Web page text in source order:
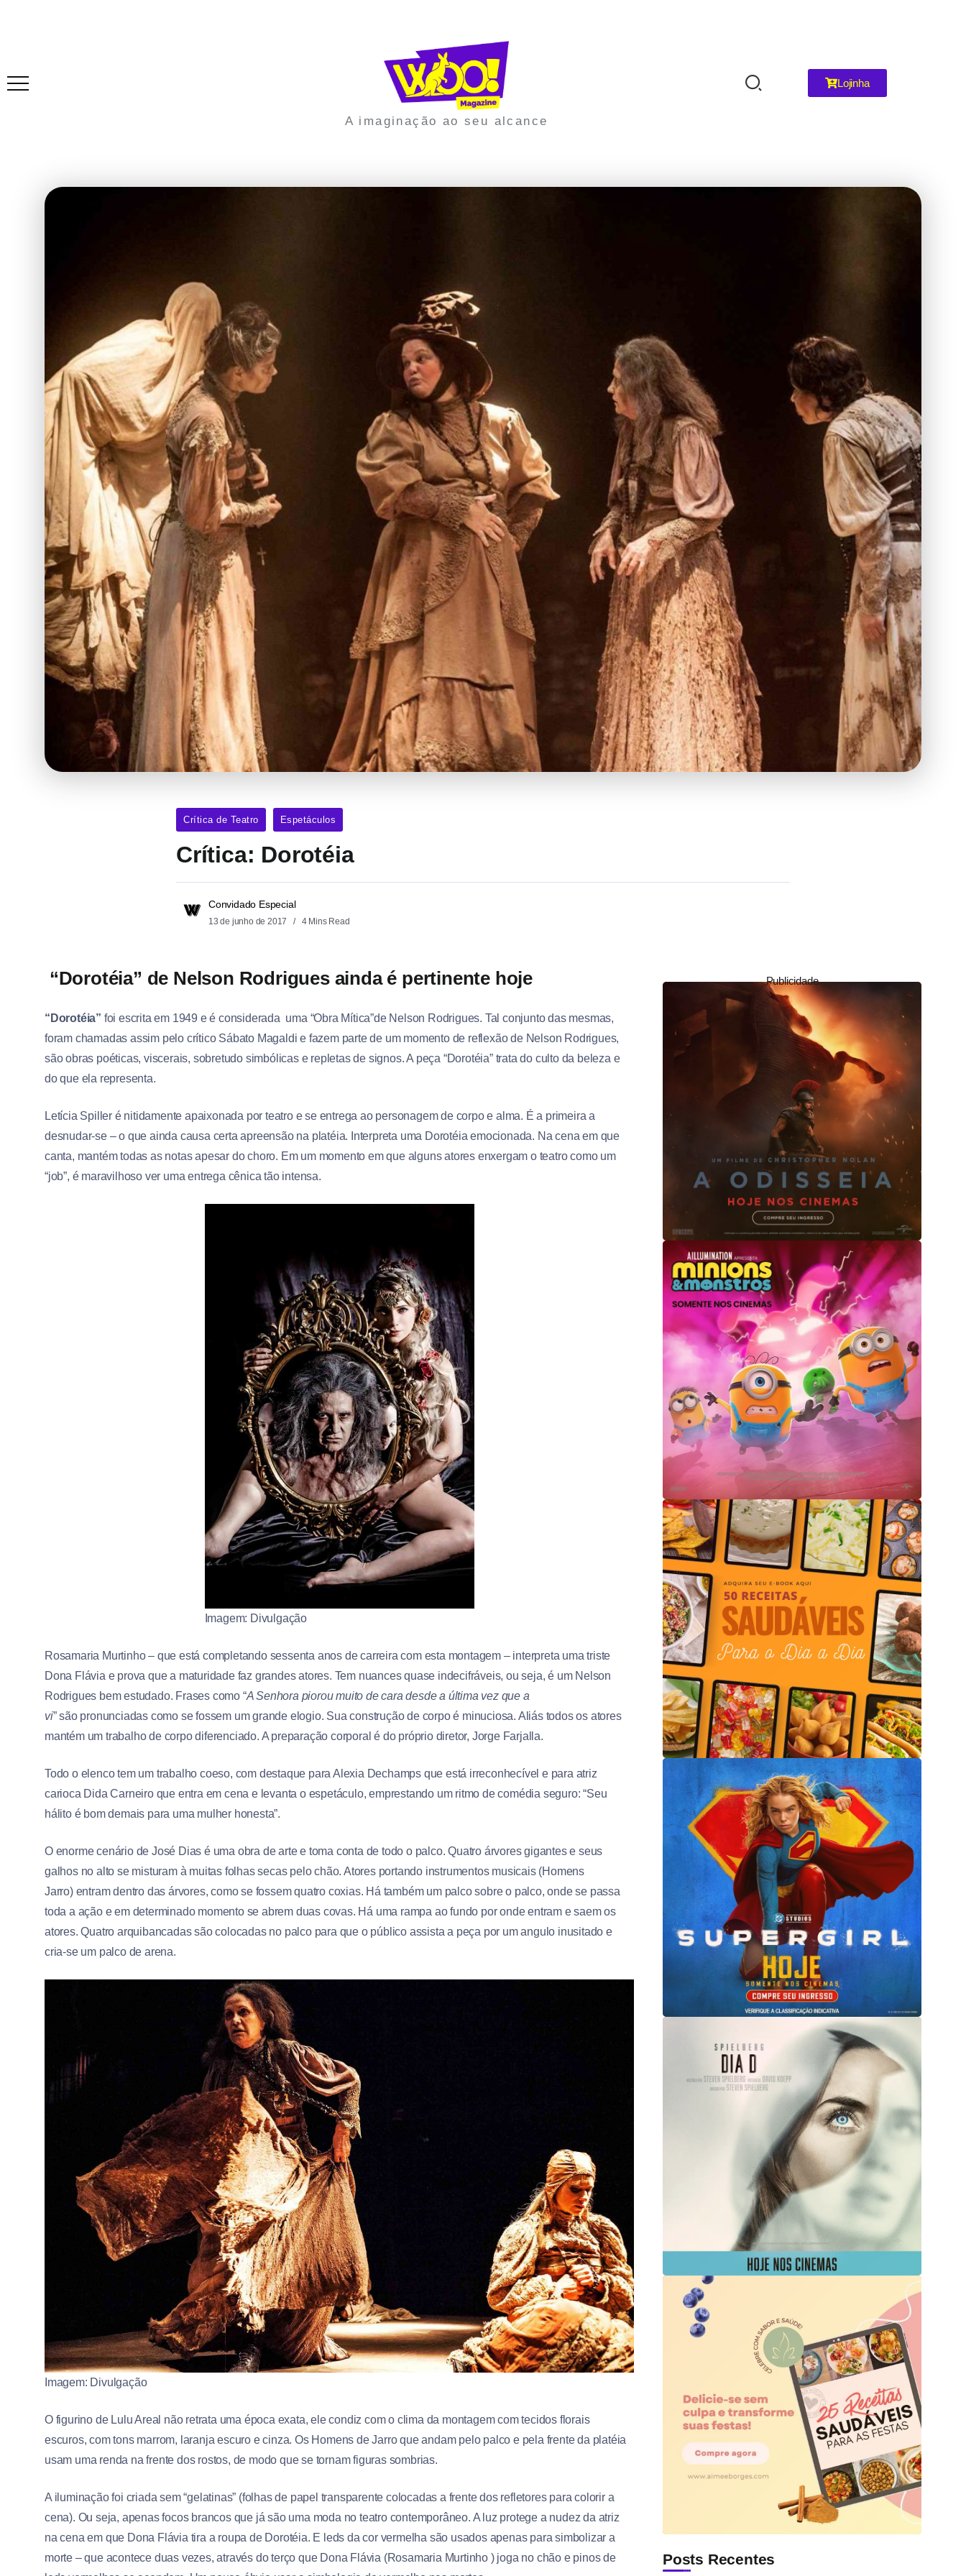
A imaginação ao seu alcance
Lojinha
Crítica de Teatro Espetáculos
Crítica: Dorotéia
Convidado Especial
13 de junho de 2017 4 Mins Read
“Dorotéia” de Nelson Rodrigues ainda é pertinente hoje
“Dorotéia” foi escrita em 1949 e é considerada uma “Obra Mítica”de Nelson Rodrigues. Tal conjunto das mesmas,
foram chamadas assim pelo crítico Sábato Magaldi e fazem parte de um momento de reflexão de Nelson Rodrigues,
são obras poéticas, viscerais, sobretudo simbólicas e repletas de signos. A peça “Dorotéia” trata do culto da beleza e
do que ela representa.
Letícia Spiller é nitidamente apaixonada por teatro e se entrega ao personagem de corpo e alma. É a primeira a
desnudar-se – o que ainda causa certa apreensão na platéia. Interpreta uma Dorotéia emocionada. Na cena em que
canta, mantém todas as notas apesar do choro. Em um momento em que alguns atores enxergam o teatro como um
“job”, é maravilhoso ver uma entrega cênica tão intensa.
Imagem: Divulgação
Rosamaria Murtinho – que está completando sessenta anos de carreira com esta montagem – interpreta uma triste
Dona Flávia e prova que a maturidade faz grandes atores. Tem nuances quase indecifráveis, ou seja, é um Nelson
Rodrigues bem estudado. Frases como “A Senhora piorou muito de cara desde a última vez que a
vi” são pronunciadas como se fossem um grande elogio. Sua construção de corpo é minuciosa. Aliás todos os atores
mantém um trabalho de corpo diferenciado. A preparação corporal é do próprio diretor, Jorge Farjalla.
Todo o elenco tem um trabalho coeso, com destaque para Alexia Dechamps que está irreconhecível e para atriz
carioca Dida Carneiro que entra em cena e levanta o espetáculo, emprestando um ritmo de comédia seguro: “Seu
hálito é bom demais para uma mulher honesta”.
O enorme cenário de José Dias é uma obra de arte e toma conta de todo o palco. Quatro árvores gigantes e seus
galhos no alto se misturam à muitas folhas secas pelo chão. Atores portando instrumentos musicais (Homens
Jarro) entram dentro das árvores, como se fossem quatro coxias. Há também um palco sobre o palco, onde se passa
toda a ação e em determinado momento se abrem duas covas. Há uma rampa ao fundo por onde entram e saem os
atores. Quatro arquibancadas são colocadas no palco para que o público assista a peça por um angulo inusitado e
cria-se um palco de arena.
Imagem: Divulgação
O figurino de Lulu Areal não retrata uma época exata, ele condiz com o clima da montagem com tecidos florais
escuros, com tons marrom, laranja escuro e cinza. Os Homens de Jarro que andam pelo palco e pela frente da platéia
usam uma renda na frente dos rostos, de modo que se tornam figuras sombrias.
A iluminação foi criada sem “gelatinas” (folhas de papel transparente colocadas a frente dos refletores para colorir a
cena). Ou seja, apenas focos brancos que já são uma moda no teatro contemporâneo. A luz protege a nudez da atriz
na cena em que Dona Flávia tira a roupa de Dorotéia. E leds da cor vermelha são usados apenas para simbolizar a
morte – que acontece duas vezes, através do terço que Dona Flávia (Rosamaria Murtinho ) joga no chão e pinos de
Publicidade
Posts Recentes